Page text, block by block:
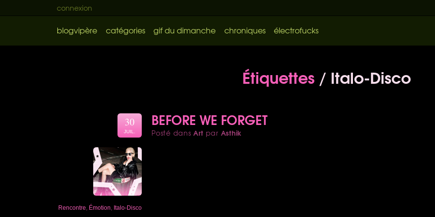
connexion
blogvipère catégories gif du dimanche chroniques électrofucks
Étiquettes/ Italo-Disco
BEFORE WE FORGET
Posté dansArt par Asthik
30
JUIL.
Rencontre Émotion Italo-Disco